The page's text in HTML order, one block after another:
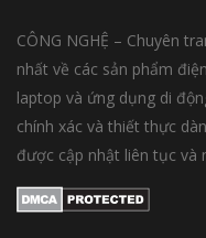
CÔNG NGHỆ – Chuyên
nhất về các sản phẩm
laptop và ứng dụng di
chính xác và thiết thực
được cập nhật liên tục và